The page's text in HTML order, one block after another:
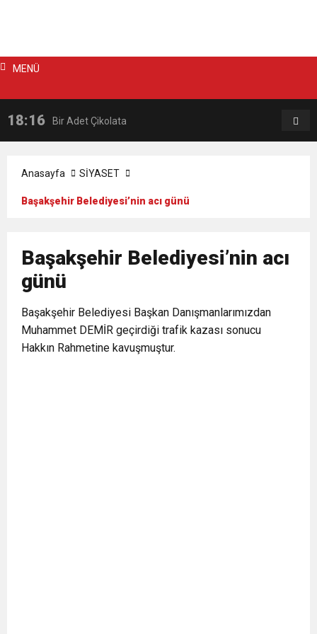
MENÜ
18:16 Bir Adet Çikolata 20:53
Anasayfa SİYASET
Başakşehir Belediyesi’nin acı günü
Başakşehir Belediyesi’nin acı
günü
Başakşehir Belediyesi Başkan Danışmanlarımızdan
Muhammet DEMİR geçirdiği trafik kazası sonucu
Hakkın Rahmetine kavuşmuştur.